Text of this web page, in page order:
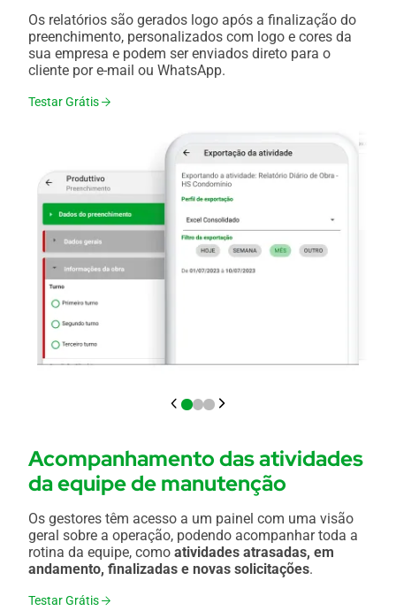
Os relatórios são gerados logo após a finalização do
preenchimento, personalizados com logo e cores da
sua empresa e podem ser enviados direto para o
cliente por e-mail ou WhatsApp.
Testar Grátis
Acompanhamento das atividades
da equipe de manutenção
Os gestores têm acesso a um painel com uma visão
geral sobre a operação, podendo acompanhar toda a
rotina da equipe, como atividades atrasadas, em
andamento, finalizadas e novas solicitações.
Testar Grátis